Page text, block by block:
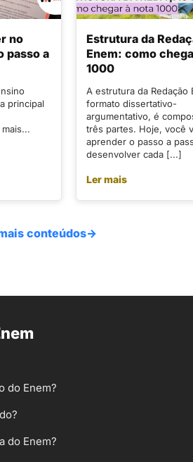
no
passo a
principal
Estrutura da
Enem: como
1000
A estrutura da Redação
formato dissertativo-
argumentativo, é
três partes. Hoje, você
aprender o passo a
desenvolver cada [...]
Ler mais
conteúdos→
do Enem?
do Enem?